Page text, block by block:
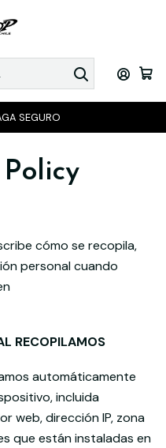
SEGURO
cómo se recopila,
personal cuando
RECOPILAMOS
automáticamente
incluida
web, dirección IP, zona
que están instaladas en